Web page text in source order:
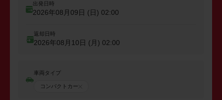
出発日時
2026年08月09日 (日) 02:00
返却日時
2026年08月10日 (月) 02:00
車両タイプ
コンパクトカー